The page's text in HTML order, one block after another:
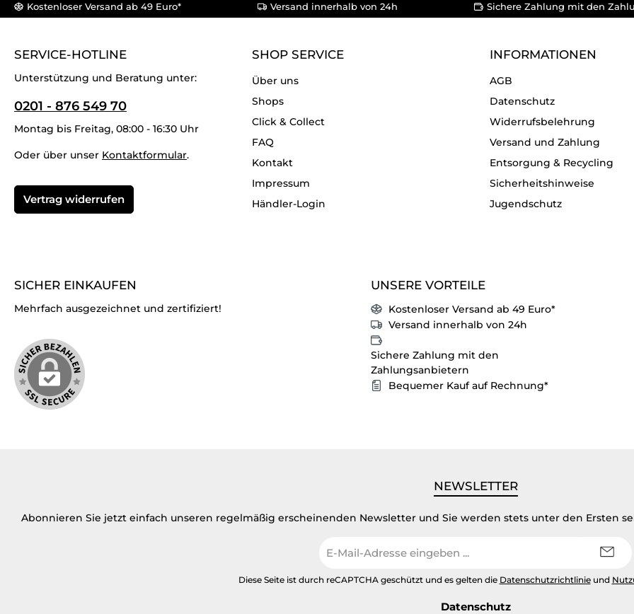
Kostenloser Versand ab 49 Euro* Versand innerhalb von 24h Sichere Zahlung mit den
SERVICE-HOTLINE
Unterstützung und Beratung unter:
0201 - 876 549 70
Montag bis Freitag, 08:00 - 16:30 Uhr
Oder über unser Kontaktformular.
Vertrag widerrufen
SHOP SERVICE
Über uns
Shops
Click & Collect
FAQ
Kontakt
Impressum
Händler-Login
INFORMATIONEN
AGB
Datenschutz
Widerrufsbelehrung
Versand und Zahlung
Entsorgung & Recycling
Sicherheitshinweise
Jugendschutz
SICHER EINKAUFEN
Mehrfach ausgezeichnet und zertifiziert!
UNSERE VORTEILE
Kostenloser Versand ab 49 Euro*
Versand innerhalb von 24h
Sichere Zahlung mit den
Zahlungsanbietern
Bequemer Kauf auf Rechnung*
NEWSLETTER
Abonnieren Sie jetzt einfach unseren regelmäßig erscheinenden Newsletter und Sie werden stets unter den Ersten
Mail-
Diese Seite ist durch reCAPTCHA geschützt und es gelten die Datenschutzrichtlinieund
Datenschutz